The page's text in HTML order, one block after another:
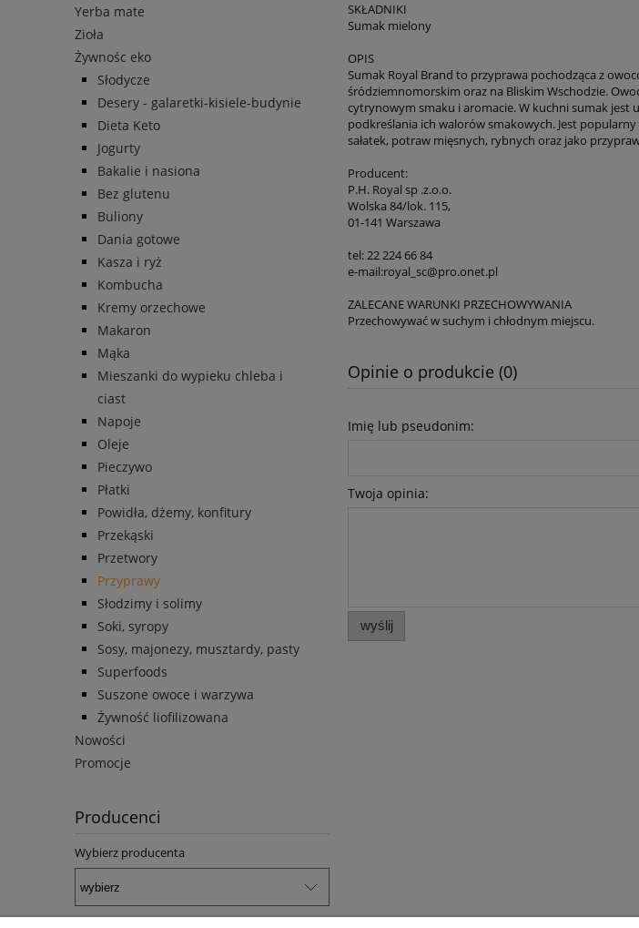
Yerba mate
Zioła
Żywnośc eko
Słodycze
Desery - galaretki-kisiele-budynie
Dieta Keto
Jogurty
Bakalie i nasiona
Bez glutenu
Buliony
Dania gotowe
Kasza i ryż
Kombucha
Kremy orzechowe
Makaron
Mąka
Mieszanki do wypieku chleba i
ciast
Napoje
Oleje
Pieczywo
Płatki
Powidła, dżemy, konfitury
Przekąski
Przetwory
Przyprawy
Słodzimy i solimy
Soki, syropy
Sosy, majonezy, musztardy, pasty
Superfoods
Suszone owoce i warzywa
Żywność liofilizowana
Nowości
Promocje
Producenci
Wybierz producenta
SKŁADNIKI
Sumak mielony
OPIS
Sumak Royal Brand to przyprawa pochodząca z
śródziemnomorskim oraz na Bliskim Wschodzie.
cytrynowym smaku i aromacie. W kuchni sumak
podkreślania ich walorów smakowych. Jest
sałatek, potraw mięsnych, rybnych oraz jako
Producent:
P.H. Royal sp .z.o.o.
Wolska 84/lok. 115,
01-141 Warszawa
tel: 22 224 66 84
e-mail:royal_sc@pro.onet.pl
ZALECANE WARUNKI PRZECHOWYWANIA
Przechowywać w suchym i chłodnym miejscu.
Opinie o produkcie (0)
Imię lub pseudonim:
Twoja opinia:
wyślij